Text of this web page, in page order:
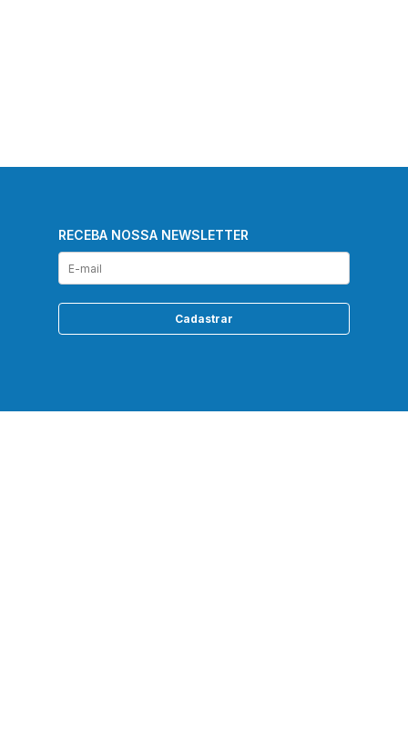
RECEBA NOSSA NEWSLETTER
Cadastrar